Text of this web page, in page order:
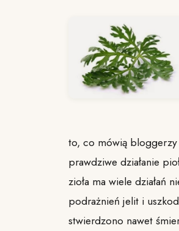
to, co mówią
prawdziwe działanie
zioła ma wiele działań
podrażnień jelit i
stwierdzono nawet